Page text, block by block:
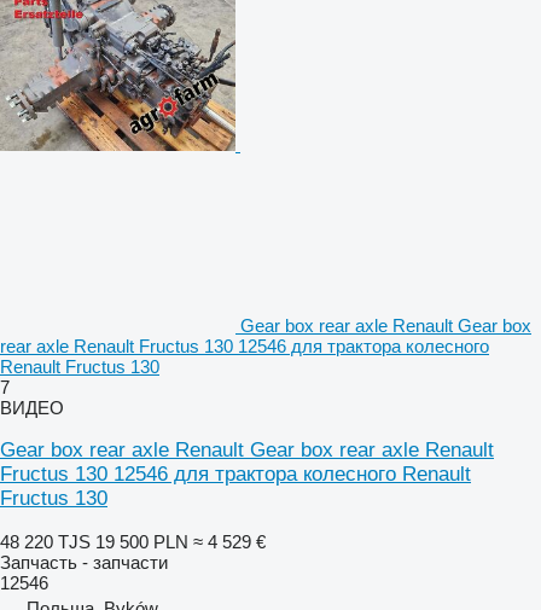
Gear box rear axle Renault Gear box
rear axle Renault Fructus 130 12546 для трактора колесного
Renault Fructus 130
7
ВИДЕО
Gear box rear axle Renault Gear box rear axle Renault
Fructus 130 12546 для трактора колесного Renault
Fructus 130
48 220 TJS 19 500 PLN ≈ 4 529 €
Запчасть - запчасти
12546